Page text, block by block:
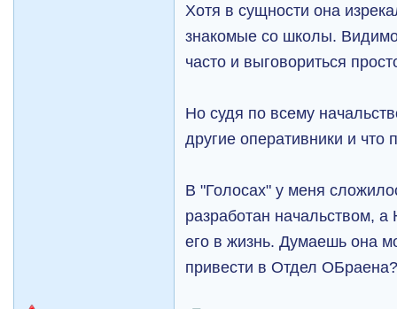
Хотя в сущности она
знакомые со школы.
часто и выговориться
Но судя по всему
другие оперативники и
В "Голосах" у меня
разработан начальством, а
его в жизнь. Думаешь она
привести в Отдел